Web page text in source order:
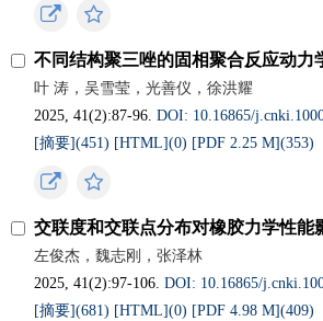
不同结构聚三唑的固相聚合反应动力
叶 涛，吴雪莹，光善仪，徐洪耀
2025, 41(2):87-96.DOI: 10.16865/
[摘要](451) [HTML](0) [PDF 2.25 M](353)
交联度和交联点分布对橡胶力学性能
左俊杰，魏志刚，张泽林
2025, 41(2):97-106.DOI: 10.16865/
[摘要](681) [HTML](0) [PDF 4.98 M](409)